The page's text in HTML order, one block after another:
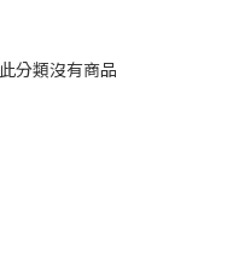
此分類沒有商品